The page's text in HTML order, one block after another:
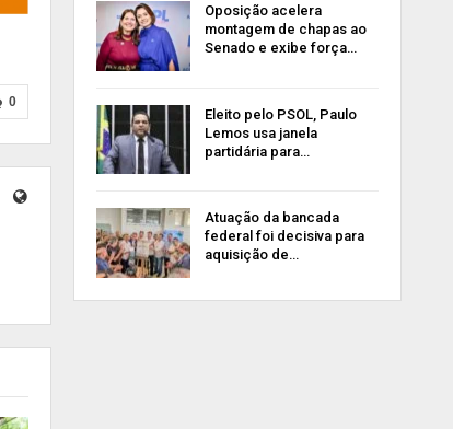
0
Oposição acelera
montagem de chapas ao
Senado e exibe força…
Eleito pelo PSOL, Paulo
Lemos usa janela
partidária para…
Atuação da bancada
federal foi decisiva para
aquisição de…